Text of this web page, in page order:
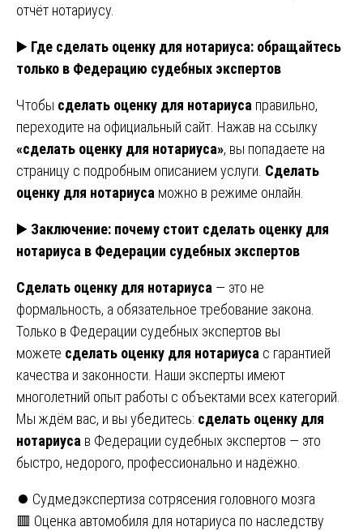
отчёт нотариусу.
▶️ Где сделать оценку для нотариуса: обращайтесь
только в Федерацию судебных экспертов
Чтобы сделать оценку для нотариуса правильно,
переходите на официальный сайт. Нажав на ссылку
«сделать оценку для нотариуса», вы попадаете на
страницу с подробным описанием услуги. Сделать
оценку для нотариуса можно в режиме онлайн.
▶️ Заключение: почему стоит сделать оценку для
нотариуса в Федерации судебных экспертов
Сделать оценку для нотариуса — это не
формальность, а обязательное требование закона.
Только в Федерации судебных экспертов вы
можете сделать оценку для нотариуса с гарантией
качества и законности. Наши эксперты имеют
многолетний опыт работы с объектами всех категорий.
Мы ждём вас, и вы убедитесь: сделать оценку для
нотариуса в Федерации судебных экспертов — это
быстро, недорого, профессионально и надёжно.
Навигация
⏺️ Судмедэкспертиза сотрясения головного мозга
🟥 Оценка автомобиля для нотариуса по наследству